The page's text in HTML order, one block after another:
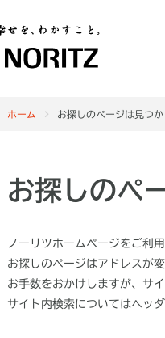
ホーム お探しのページは見つ
お探しのペ
ノーリツホームページをご利
お探しのページはアドレスが
お手数をおかけしますが、サ
サイト内検索についてはヘッ